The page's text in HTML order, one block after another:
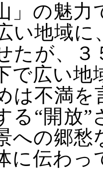
」の魅力
い地域
たが、
で広い
は不満
る“開放
への郷
に伝わ